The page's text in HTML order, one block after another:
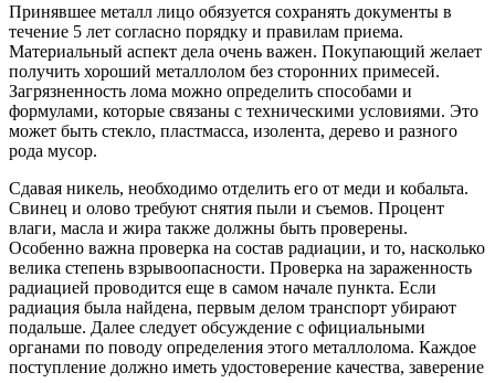
Принявшее металл лицо обязуется сохранять документы в
течение 5 лет согласно порядку и правилам приема.
Материальный аспект дела очень важен. Покупающий желает
получить хороший металлолом без сторонних примесей.
Загрязненность лома можно определить способами и
формулами, которые связаны с техническими условиями. Это
может быть стекло, пластмасса, изолента, дерево и разного
рода мусор.
Сдавая никель, необходимо отделить его от меди и кобальта.
Свинец и олово требуют снятия пыли и съемов. Процент
влаги, масла и жира также должны быть проверены.
Особенно важна проверка на состав радиации, и то, насколько
велика степень взрывоопасности. Проверка на зараженность
радиацией проводится еще в самом начале пункта. Если
радиация была найдена, первым делом транспорт убирают
подальше. Далее следует обсуждение с официальными
органами по поводу определения этого металлолома. Каждое
поступление должно иметь удостоверение качества, заверение